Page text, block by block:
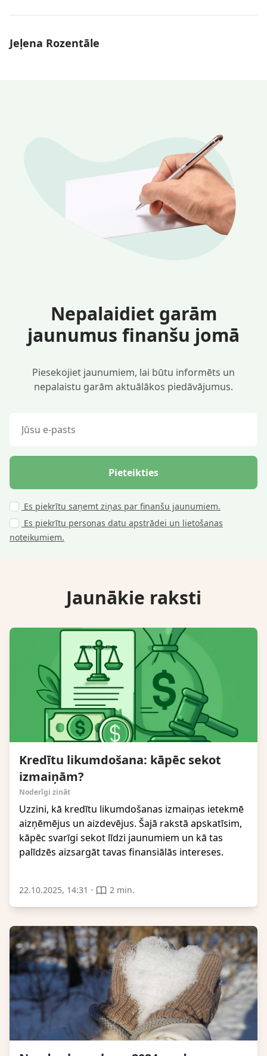
Jeļena Rozentāle
Nepalaidiet garām
jaunumus finanšu jomā
Piesekojiet jaunumiem, lai būtu informēts un
nepalaistu garām aktuālākos piedāvājumus.
Pieteikties
Es piekrītu saņemt ziņas par finanšu jaunumiem.
Es piekrītu personas datu apstrādei un lietošanas
noteikumiem.
Jaunākie raksti
Kredītu likumdošana: kāpēc sekot
izmaiņām?
Noderīgi zināt
Uzzini, kā kredītu likumdošanas izmaiņas ietekmē
aizņēmējus un aizdevējus. Šajā rakstā apskatīsim,
kāpēc svarīgi sekot līdzi jaunumiem un kā tas
palīdzēs aizsargāt tavas finansiālās intereses.
22.10.2025, 14:31 · 2 min.